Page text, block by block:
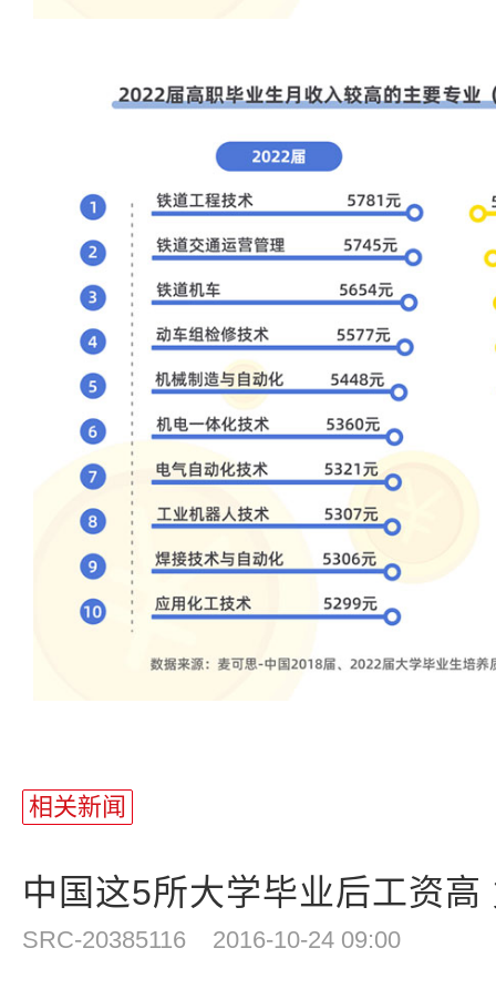
相关新闻
中国这5所大学毕业后工资高
SRC-20385116 2016-10-24 09:00